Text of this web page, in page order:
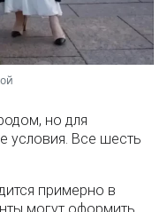
но для
условия. Все шесть
примерно в